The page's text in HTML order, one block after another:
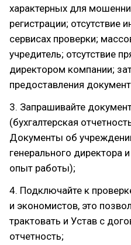
характерных для
регистрации; отсутствие
сервисах проверки;
учредитель; отсутствие
директором компании;
предоставления
3. Запрашивайте
(бухгалтерская
Документы об
генерального директора
опыт работы);
4. Подключайте к
и экономистов, это
трактовать и Устав с
отчетность;